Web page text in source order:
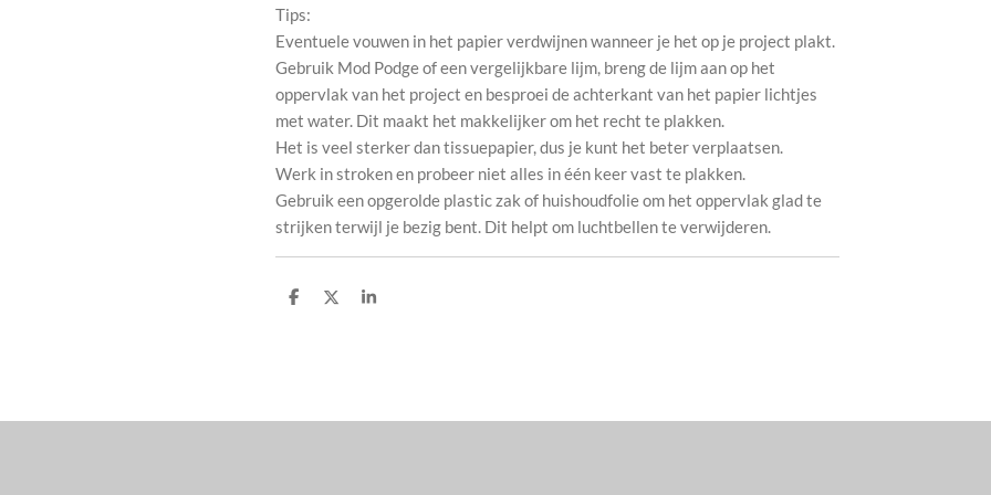
Tips:
Eventuele vouwen in het papier verdwijnen wanneer je het op je project plakt.
Gebruik Mod Podge of een vergelijkbare lijm, breng de lijm aan op het
oppervlak van het project en besproei de achterkant van het papier lichtjes
met water. Dit maakt het makkelijker om het recht te plakken.
Het is veel sterker dan tissuepapier, dus je kunt het beter verplaatsen.
Werk in stroken en probeer niet alles in één keer vast te plakken.
Gebruik een opgerolde plastic zak of huishoudfolie om het oppervlak glad te
strijken terwijl je bezig bent. Dit helpt om luchtbellen te verwijderen.
D
D
S